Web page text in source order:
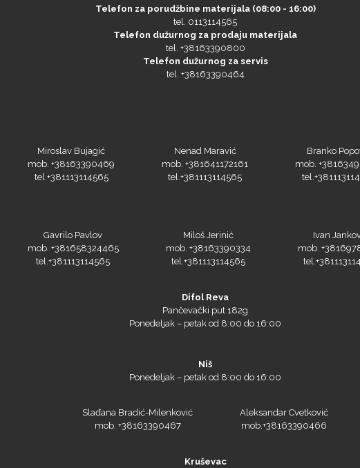
Telefon za porudžbine materijala (08:00 - 16:00)
tel. 0113114565
Telefon dužurnog za prodaju materijala
tel. +38163390800
Telefon dužurnog za servis
tel. +38163390464
Miroslav Bujagić
mob. +38163390469
tel.+381113114565
Nenad Maravić
mob. +381641172161
tel.+381113114565
Branko
mob.
Gavrilo Pavlov
mob. +381658324465
tel.+381113114565
Miloš Jerinić
mob. +38163390334
tel.+381113114565
Ivan
mob.
Difol Reva
Pančevački put 182g
Ponedeljak – petak od 8:00 do 16:00
Niš
Ponedeljak – petak od 8:00 do 16:00
Slađana Bradić-Milenković
mob. +38163390467
Aleksandar Cvetković
mob.+38163390466
Kruševac